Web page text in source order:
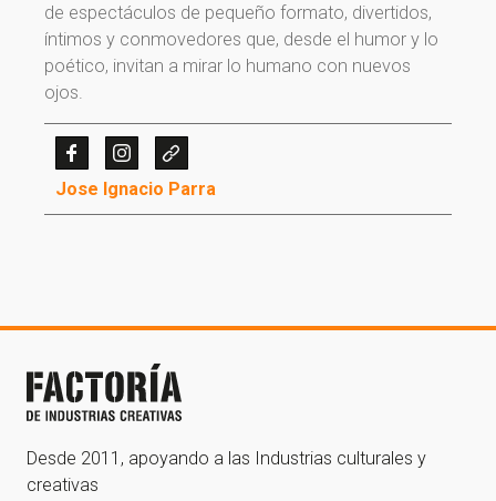
¡Gracias por suscribirte a
nuestra newsletter!
Ir a la home
de espectáculos de pequeño formato, divertidos,
íntimos y conmovedores que, desde el humor y lo
poético, invitan a mirar lo humano con nuevos
ojos.
Jose Ignacio Parra
Desde 2011, apoyando a las Industrias culturales y
creativas